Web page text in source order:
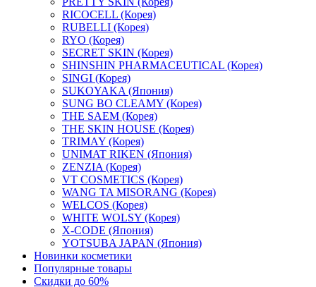
RICOCELL (Корея)
RUBELLI (Корея)
RYO (Корея)
SECRET SKIN (Корея)
SHINSHIN PHARMACEUTICAL (Корея)
SINGI (Корея)
SUKOYAKA (Япония)
SUNG BO CLEAMY (Корея)
THE SAEM (Корея)
THE SKIN HOUSE (Корея)
TRIMAY (Корея)
UNIMAT RIKEN (Япония)
ZENZIA (Корея)
VT COSMETICS (Корея)
WANG TA MISORANG (Корея)
WELCOS (Корея)
WHITE WOLSY (Корея)
X-CODE (Япония)
YOTSUBA JAPAN (Япония)
Новинки косметики
Популярные товары
Скидки до 60%